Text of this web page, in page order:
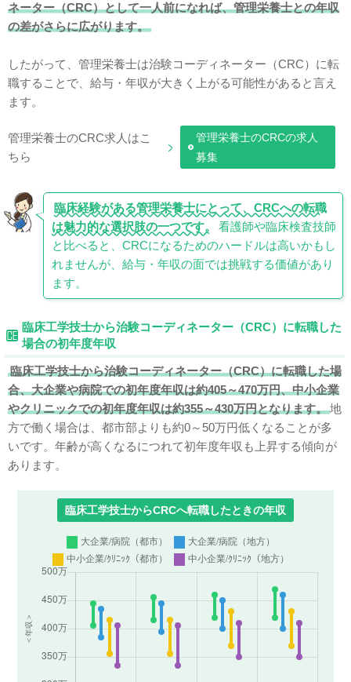
ネーター（CRC）として一人前になれば、管理栄養士との年収
の差がさらに広がります。
したがって、管理栄養士は治験コーディネーター（CRC）に転
職することで、給与・年収が大きく上がる可能性があると言え
ます。
管理栄養士のCRC求人はこ
ちら
管理栄養士のCRCの求人
募集
臨床経験がある管理栄養士にとって、CRCへの転職
は魅力的な選択肢の一つです。
看護師や臨床検査技師
と比べると、CRCになるためのハードルは高いかもし
れませんが、給与・年収の面では挑戦する価値があり
ます。
臨床工学技士から治験コーディネーター（CRC）に転職した
場合の初年度年収
臨床工学技士から治験コーディネーター（CRC）に転職した場
合、大企業や病院での初年度年収は約405～470万円、中小企業
やクリニックでの初年度年収は約355～430万円となります。地
方で働く場合は、都市部よりも約0～50万円低くなることが多
いです。年齢が高くなるにつれて初年度年収も上昇する傾向が
あります。
臨床工学技士からCRCへ転職したときの年収